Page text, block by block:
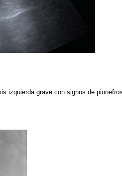
izquierda grave con signos de